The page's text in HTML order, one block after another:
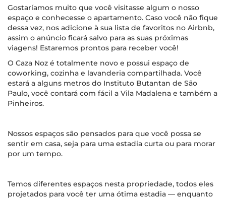
Gostaríamos muito que você visitasse algum o nosso
espaço e conhecesse o apartamento. Caso você não fique
dessa vez, nos adicione à sua lista de favoritos no Airbnb,
assim o anúncio ficará salvo para as suas próximas
viagens! Estaremos prontos para receber você!
O Caza Noz é totalmente novo e possui espaço de
coworking, cozinha e lavanderia compartilhada. Você
estará a alguns metros do Instituto Butantan de São
Paulo, você contará com fácil a Vila Madalena e também a
Pinheiros.
Nossos espaços são pensados para que você possa se
sentir em casa, seja para uma estadia curta ou para morar
por um tempo.
Temos diferentes espaços nesta propriedade, todos eles
projetados para você ter uma ótima estadia — enquanto